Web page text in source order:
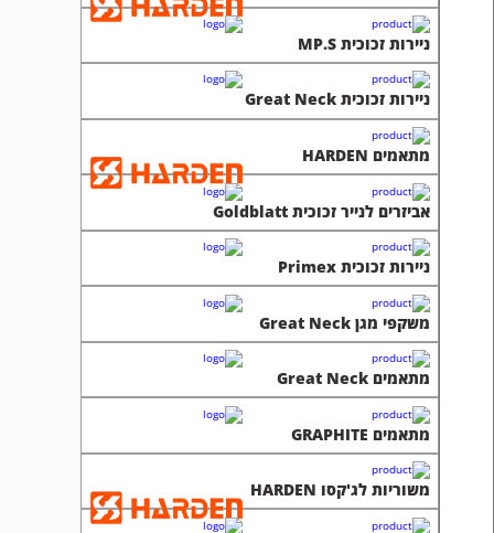
ניירות זכוכית MP.S
ניירות זכוכית Great Neck
מתאמים HARDEN
אביזרים לנייר זכוכית Goldblatt
ניירות זכוכית Primex
משקפי מגן Great Neck
מתאמים Great Neck
מתאמים GRAPHITE
משוריות לג'קסו HARDEN